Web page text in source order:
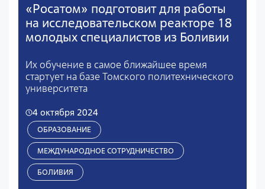
«Росатом» подготовит для работы
на исследовательском реакторе 18
молодых специалистов из Боливии
Их обучение в самое ближайшее время
стартует на базе Томского политехнического
университета
4 октября 2024
ОБРАЗОВАНИЕ
МЕЖДУНАРОДНОЕ СОТРУДНИЧЕСТВО
БОЛИВИЯ